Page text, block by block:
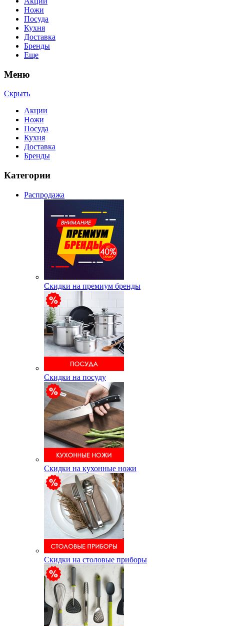
Ножи
Посуда
Кухня
Доставка
Бренды
Еще
Меню
Скрыть
Акции
Ножи
Посуда
Кухня
Доставка
Бренды
Категории
Распродажа
Скидки на премиум бренды
Скидки на посуду
Скидки на кухонные ножи
Скидки на столовые приборы